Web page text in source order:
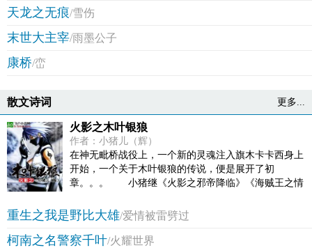
天龙之无痕/雪伤
末世大主宰/雨墨公子
康桥/峦
散文诗词 更多...
火影之木叶银狼
作者：小猪儿（辉）
在神无毗桥战役上，一个新的灵魂注入旗木卡卡西身上
开始，一个关于木叶银狼的传说，便是展开了初
章。。。 小猪继《火影之邪帝降临》《海贼王之情
同，纯属巧合，切勿模仿。)
重生之我是野比大雄/爱情被雷劈过
柯南之名警察千叶/火耀世界